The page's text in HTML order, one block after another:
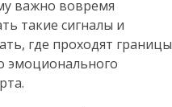
важно вовремя
такие сигналы и
где проходят границы
эмоционального